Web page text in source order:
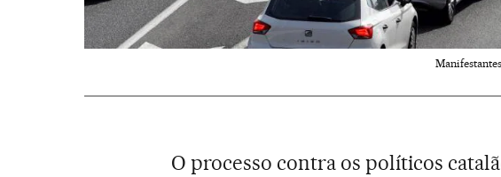
O processo contra os políticos